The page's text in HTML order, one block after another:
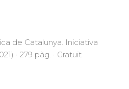
de Catalunya. Iniciativa
· 279 pàg. · Gratuït